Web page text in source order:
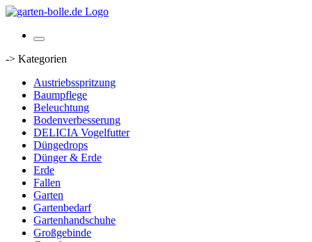
-> Kategorien
Austriebsspritzung
Baumpflege
Beleuchtung
Bodenverbesserung
DELICIA Vogelfutter
Düngedrops
Dünger & Erde
Erde
Fallen
Garten
Gartenbedarf
Gartenhandschuhe
Großgebinde